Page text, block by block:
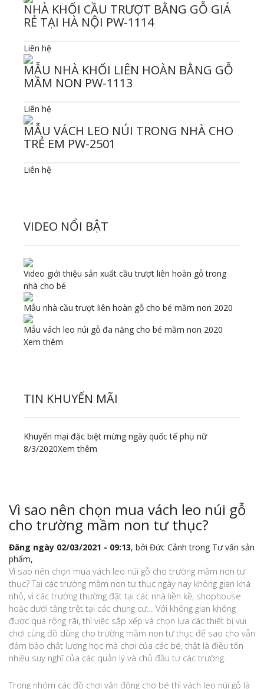
NHÀ KHỐI CẦU TRƯỢT BẰNG GỖ GIÁ
RẺ TẠI HÀ NỘI PW-1114
Liên hệ
MẪU NHÀ KHỐI LIÊN HOÀN BẰNG GỖ
MẦM NON PW-1113
Liên hệ
MẪU VÁCH LEO NÚI TRONG NHÀ CHO
TRẺ EM PW-2501
Liên hệ
VIDEO NỔI BẬT
Video giới thiệu sản xuất cầu trượt liên hoàn gỗ trong
nhà cho bé
Mẫu nhà cầu trượt liên hoàn gỗ cho bé mầm non 2020
Mẫu vách leo núi gỗ đa năng cho bé mầm non 2020
Xem thêm
TIN KHUYẾN MÃI
Khuyến mại đặc biệt mừng ngày quốc tế phụ nữ
8/3/2020Xem thêm
Vì sao nên chọn mua vách leo núi gỗ
cho trường mầm non tư thục?
Đăng ngày 02/03/2021 - 09:13, bởi Đức Cảnh trong Tư vấn sản
phẩm,
Vì sao nên chọn mua vách leo núi gỗ cho trường mầm non tư
thục? Tại các trường mầm non tư thục ngày nay không gian khá
nhỏ, vì các trường thường đặt tại các nhà liền kề, shophouse
hoặc dưới tầng trệt tại các chung cư… Với không gian không
được quá rộng rãi, thì việc sắp xếp và chọn lựa các thiết bị vui
chơi cùng đồ dùng cho trường mầm non tư thục để sao cho vẫn
đảm bảo chất lượng học mà chơi của các bé, thật là điều tốn
nhiều suy nghĩ của các quản lý và chủ đầu tư các trường.
Trong nhóm các đồ chơi vận động cho bé thì vách leo núi gỗ là